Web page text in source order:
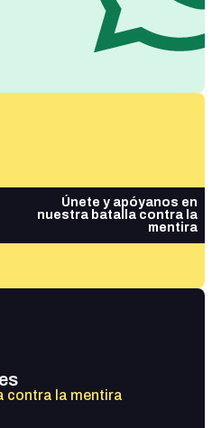
Únete y apóyanos en
nuestra batalla contra la
mentira
contra la mentira